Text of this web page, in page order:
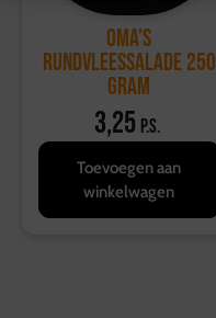
Oma’s
Rundvleessalade 250
gram
3,25 p.s.
Toevoegen aan
winkelwagen